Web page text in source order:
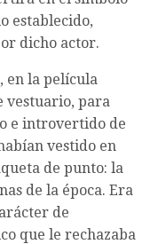
establecido,
dicho actor.
en la película
vestuario, para
e introvertido de
vestido en
de punto: la
de la época. Era
de
que le rechazaba